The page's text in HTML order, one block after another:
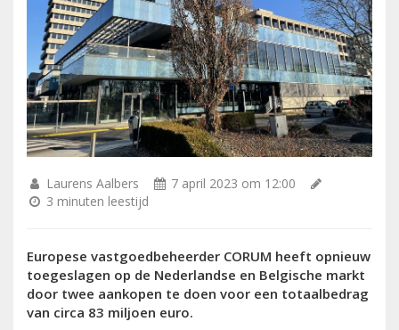
Laurens Aalbers
7 april 2023 om 12:00
3 minuten leestijd
Europese vastgoedbeheerder CORUM heeft opnieuw
toegeslagen op de Nederlandse en Belgische markt
door twee aankopen te doen voor een totaalbedrag
van circa 83 miljoen euro.